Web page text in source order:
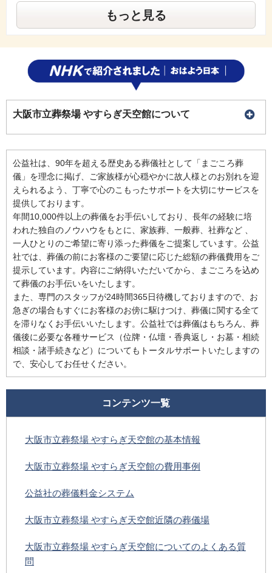
もっと見る
大阪市立葬祭場 やすらぎ天空館について
公益社は、90年を超える歴史ある葬儀社として「まごころ葬
儀」を理念に掲げ、ご家族様が心穏やかに故人様とのお別れを迎
えられるよう、丁寧で心のこもったサポートを大切にサービスを
提供しております。
年間10,000件以上の葬儀をお手伝いしており、長年の経験に培
われた独自のノウハウをもとに、家族葬、一般葬、社葬など 、
一人ひとりのご希望に寄り添った葬儀をご提案しています。公益
社では、葬儀の前にお客様のご要望に応じた総額の葬儀費用をご
提示しています。内容にご納得いただいてから、まごころを込め
て葬儀のお手伝いをいたします。
また、専門のスタッフが24時間365日待機しておりますので、お
急ぎの場合もすぐにお客様のお傍に駆けつけ、葬儀に関する全て
を滞りなくお手伝いいたします。公益社では葬儀はもちろん、葬
儀後に必要な各種サービス（位牌・仏壇・香典返し・お墓・相続
相談・諸手続きなど）についてもトータルサポートいたしますの
で、安心してお任せください。
コンテンツ一覧
大阪市立葬祭場 やすらぎ天空館の基本情報
大阪市立葬祭場 やすらぎ天空館の費用事例
公益社の葬儀料金システム
大阪市立葬祭場 やすらぎ天空館近隣の葬儀場
大阪市立葬祭場 やすらぎ天空館についてのよくある質
問